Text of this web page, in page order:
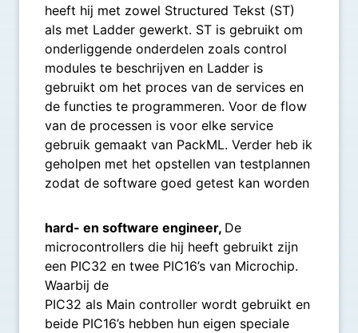
heeft hij met zowel Structured Tekst (ST)
als met Ladder gewerkt. ST is gebruikt om
onderliggende onderdelen zoals control
modules te beschrijven en Ladder is
gebruikt om het proces van de services en
de functies te programmeren. Voor de flow
van de processen is voor elke service
gebruik gemaakt van PackML. Verder heb ik
geholpen met het opstellen van testplannen
zodat de software goed getest kan worden
hard- en software engineer, De
microcontrollers die hij heeft gebruikt zijn
een PIC32 en twee PIC16’s van Microchip.
Waarbij de
PIC32 als Main controller wordt gebruikt en
beide PIC16’s hebben hun eigen speciale